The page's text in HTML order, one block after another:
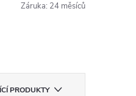
Záruka: 24 měsíců
PRODUKTY